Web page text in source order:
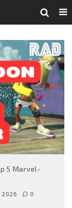
5 Marvel-
2026 0